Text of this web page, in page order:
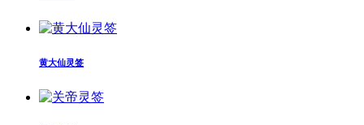
黄大仙灵签